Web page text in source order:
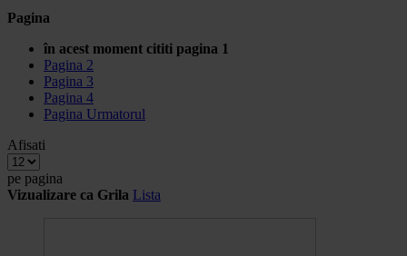
Pagina
în acest moment cititi pagina 1
Pagina 2
Pagina 3
Pagina 4
Pagina Urmatorul
Afisati
pe pagina
Vizualizare ca Grila Lista